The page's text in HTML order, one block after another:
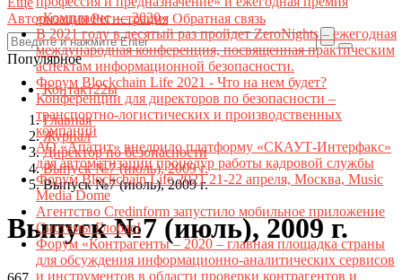
АвторизацияРегистрация Обратная связь
Популярное
«Комплаенс — 2020»
В 2021 году в десятый раз пройдет ZeroNights – ежегодная
международная конференция, посвященная практическим
аспектам информационной безопасности.
Форум Blockchain Life 2021 - Что на нем будет?
Конференции для директоров по безопасности –
транспортно-логистических и производственных
компаний
АО «Апатит» внедрило платформу «СКАУТ-Интерфакс»
для автоматизации процедур работы кадровой службы
Форум Blockchain Life 2021 21-22 апреля, Москва, Music
Media Dome
Агентство Credinform запустило мобильное приложение
Системы Глобас!
Форум «Контрагенты – 2020 – главная площадка страны
для обсуждения информационно-аналитических сервисов
и инструментов в области проверки контрагентов и
Контакт22ы
Главная
Журнал
Директор по безопасности
Выпуск №7 (июль), 2009 г.
Выпуск №7 (июль), 2009 г.
Выпуск №7 (июль), 2009 г.